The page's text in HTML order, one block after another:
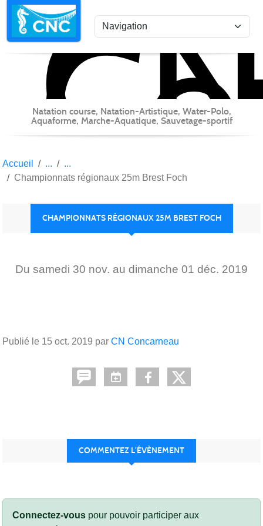
Natation course, Natation-Artistique, Water-Polo,
Aquaforme, Marche-Aquatique, Sauvetage-sportif
Accueil
Championnats régionaux 25m Brest Foch
CHAMPIONNATS RÉGIONAUX 25M BREST FOCH
Du samedi 30 nov. au dimanche 01 déc. 2019
Publié le 15 oct. 2019 par CN Concarneau
COMMENTEZ L’ÉVÈNEMENT
Connectez-vous pour pouvoir participer aux
Panneau de gestion des cookies